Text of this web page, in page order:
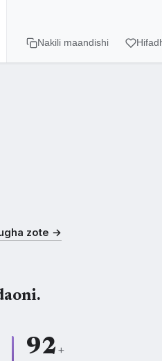
Nakili maandishi
zote →
92+